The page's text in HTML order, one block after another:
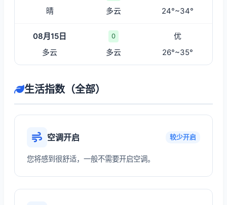
晴
多云 24°~34°
08月15日 0
优
多云
多云 26°~35°
生活指数（全部）
空调开启 较少开启
您将感到很舒适，一般不需要开启空调。